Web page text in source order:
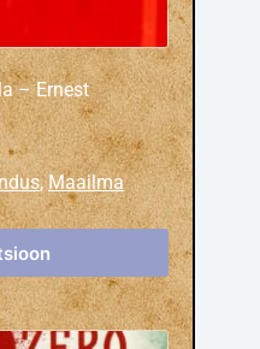
– Ernest
, Maailma